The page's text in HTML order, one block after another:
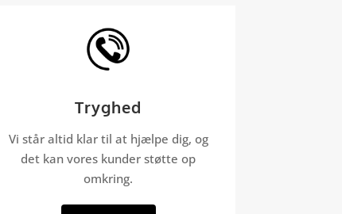
Tryghed
Vi står altid klar til at hjælpe dig, og
det kan vores kunder støtte op
omkring.